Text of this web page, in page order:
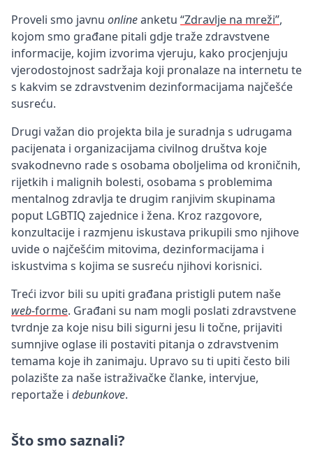
Proveli smo javnu onlineanketu “Zdravlje na mreži”,
kojom smo građane pitali gdje traže zdravstvene
informacije, kojim izvorima vjeruju, kako procjenjuju
vjerodostojnost sadržaja koji pronalaze na internetu te
s kakvim se zdravstvenim dezinformacijama najčešće
susreću.
Drugi važan dio projekta bila je suradnja s udrugama
pacijenata i organizacijama civilnog društva koje
svakodnevno rade s osobama oboljelima od kroničnih,
rijetkih i malignih bolesti, osobama s problemima
mentalnog zdravlja te drugim ranjivim skupinama
poput LGBTIQ zajednice i žena. Kroz razgovore,
konzultacije i razmjenu iskustava prikupili smo njihove
uvide o najčešćim mitovima, dezinformacijama i
iskustvima s kojima se susreću njihovi korisnici.
Treći izvor bili su upiti građana pristigli putem naše
web-forme. Građani su nam mogli poslati zdravstvene
tvrdnje za koje nisu bili sigurni jesu li točne, prijaviti
sumnjive oglase ili postaviti pitanja o zdravstvenim
temama koje ih zanimaju. Upravo su ti upiti često bili
polazište za naše istraživačke članke, intervjue,
reportaže i debunkove.
Što smo saznali?